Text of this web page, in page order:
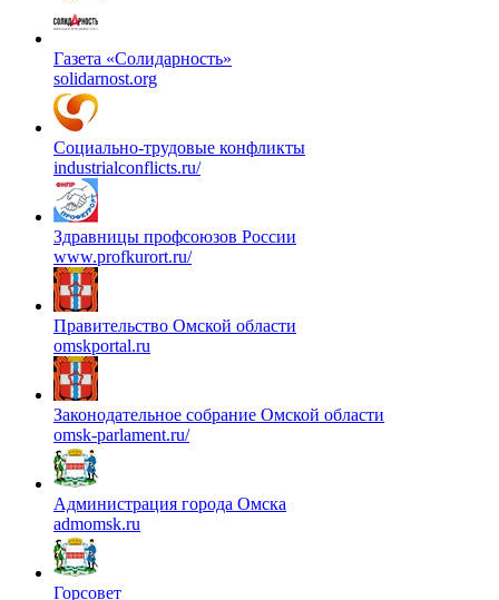
Газета «Солидарность»
solidarnost.org
Социально-трудовые конфликты
industrialconflicts.ru/
Здравницы профсоюзов России
www.profkurort.ru/
Правительство Омской области
omskportal.ru
Законодательное собрание Омской области
omsk-parlament.ru/
Администрация города Омска
admomsk.ru
Горсовет